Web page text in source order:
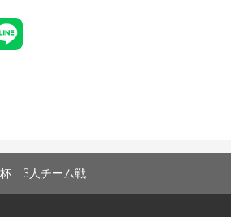
杯 3人チーム戦